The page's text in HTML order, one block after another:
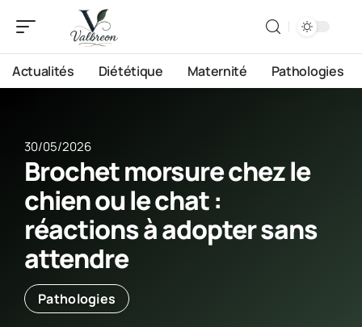
Actualités Diététique Maternité Pathologies
30/05/2026
Brochet morsure chez le
chien ou le chat :
réactions à adopter sans
attendre
Pathologies